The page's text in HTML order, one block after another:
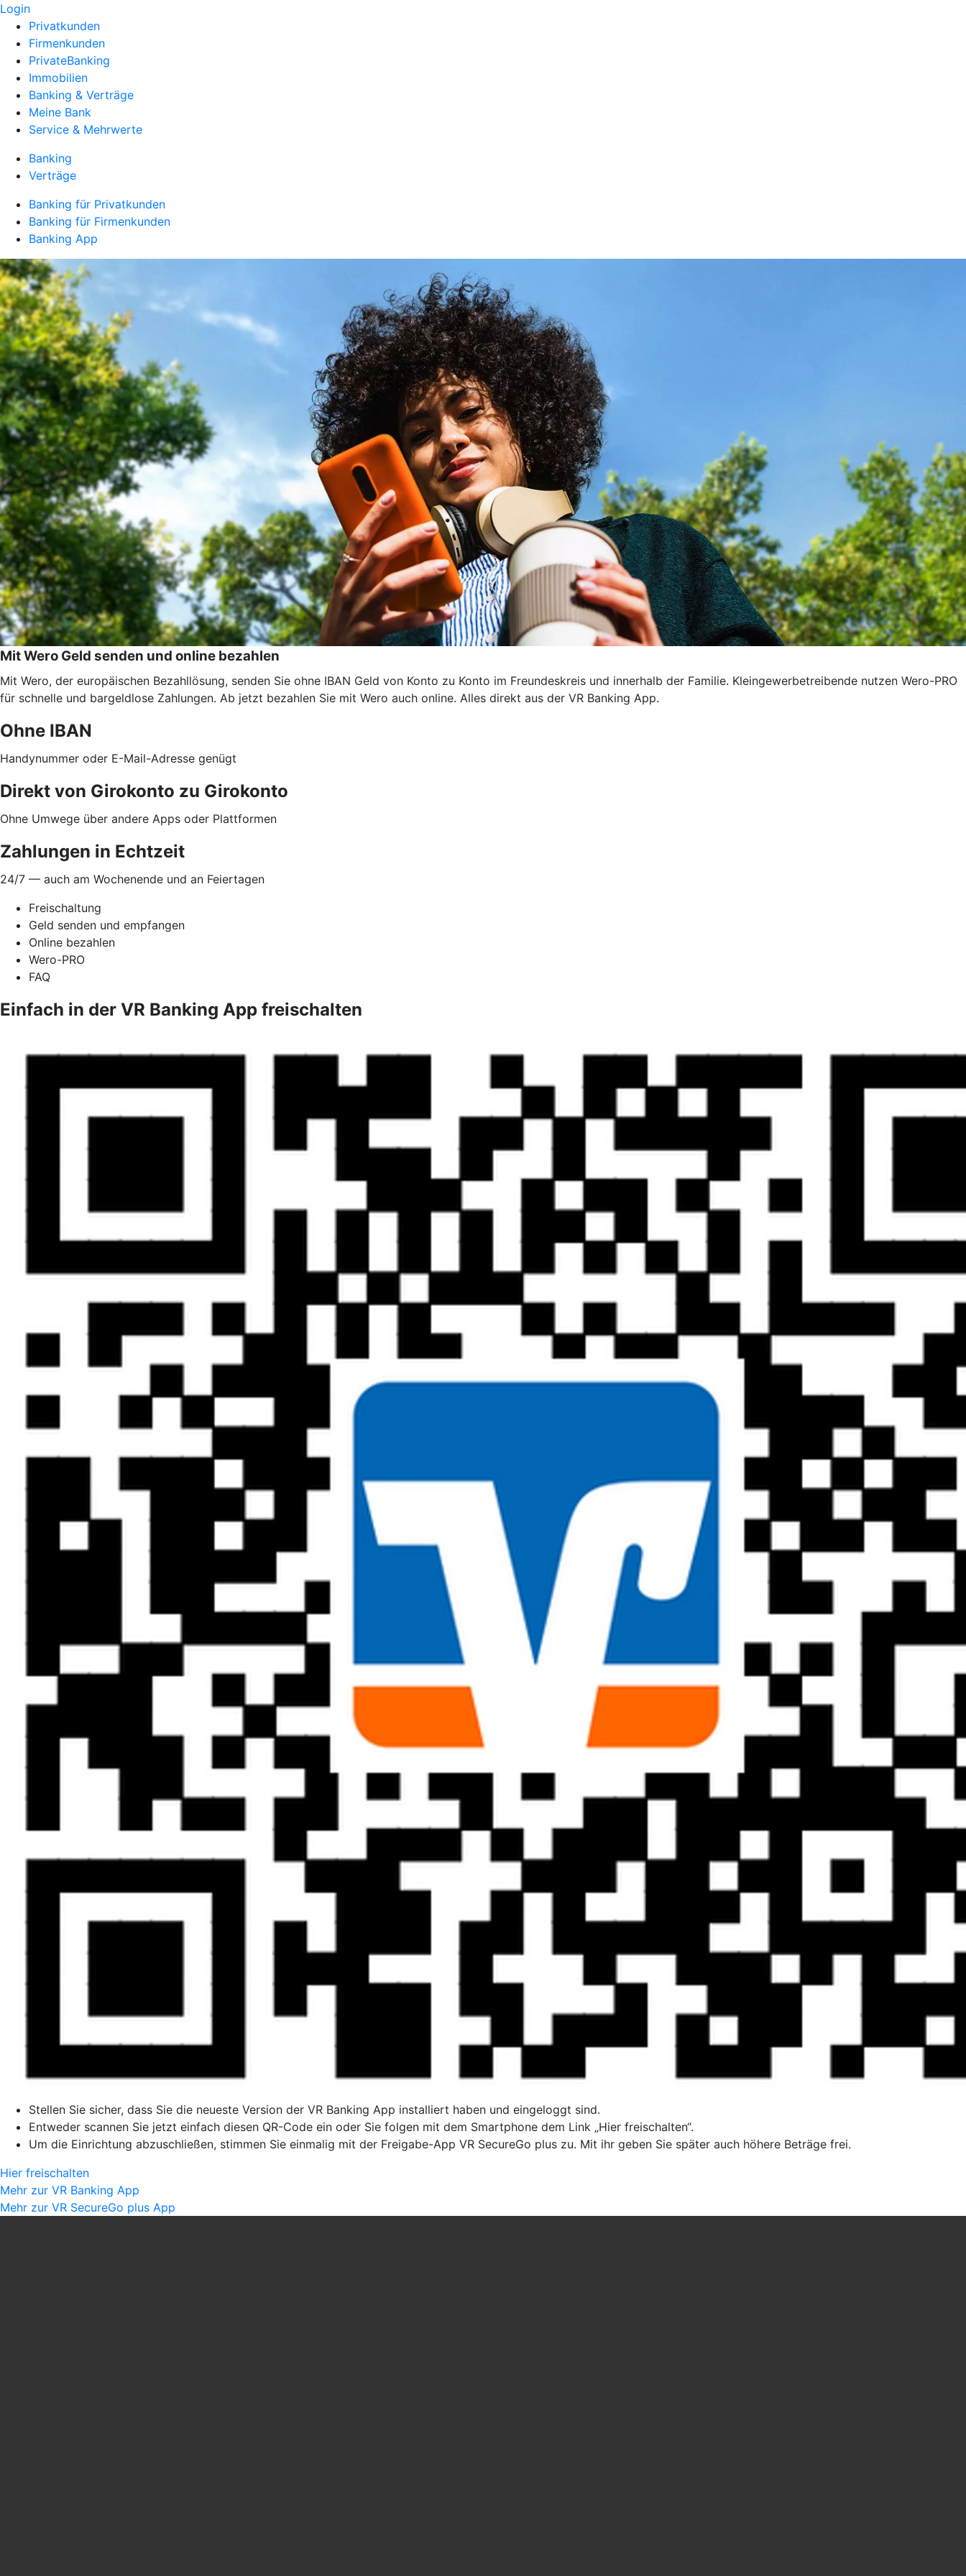
Login
Privatkunden
Firmenkunden
PrivateBanking
Immobilien
Banking & Verträge
Meine Bank
Service & Mehrwerte
Banking
Verträge
Banking für Privatkunden
Banking für Firmenkunden
Banking App
Mit Wero Geld senden und online bezahlen
Mit Wero, der europäischen Bezahllösung, senden Sie ohne IBAN Geld von Konto zu Konto im Freundeskreis und innerhalb der Familie. Kleingewerbetreibende nutzen Wero-PRO
für schnelle und bargeldlose Zahlungen. Ab jetzt bezahlen Sie mit Wero auch online. Alles direkt aus der VR Banking App.
Ohne IBAN
Handynummer oder E-Mail-Adresse genügt
Direkt von Girokonto zu Girokonto
Ohne Umwege über andere Apps oder Plattformen
Zahlungen in Echtzeit
24/7 — auch am Wochenende und an Feiertagen
Freischaltung
Geld senden und empfangen
Online bezahlen
Wero-PRO
FAQ
Einfach in der VR Banking App freischalten
Stellen Sie sicher, dass Sie die neueste Version der VR Banking App installiert haben und eingeloggt sind.
Entweder scannen Sie jetzt einfach diesen QR-Code ein oder Sie folgen mit dem Smartphone dem Link „Hier freischalten“.
Um die Einrichtung abzuschließen, stimmen Sie einmalig mit der Freigabe-App VR SecureGo plus zu. Mit ihr geben Sie später auch höhere Beträge frei.
Hier freischalten
Mehr zur VR Banking App
Mehr zur VR SecureGo plus App